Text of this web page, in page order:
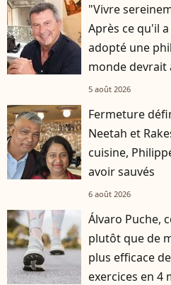
"Vivre
Après ce qu'il
adopté une
monde devrait
5 août 2026
Fermeture
Neetah et
cuisine,
avoir sauvés
6 août 2026
Álvaro Puche,
plutôt que de
plus efficace
exercices en 4